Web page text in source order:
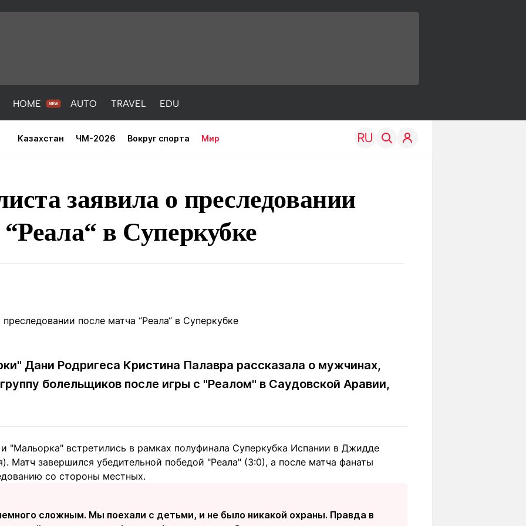
HOME AUTO TRAVEL EDU
Казахстан ЧМ-2026 Вокруг спорта Мир
HEALTH HOME AUTO
Спецпроекты
(700) 3 888 188
Мы в социальных сетях
заявила о преследовании
в Суперкубке
Дани Родригеса Кристина Палавра рассказала о мужчинах,
болельщиков после игры с "Реалом" в Саудовской Аравии,
"Мальорка" встретились в рамках полуфинала Суперкубка Испании в Джидде
Матч завершился убедительной победой "Реала" (3:0), а после матча фанаты
со стороны местных.
сложным. Мы поехали с детьми, и не было никакой охраны. Правда в